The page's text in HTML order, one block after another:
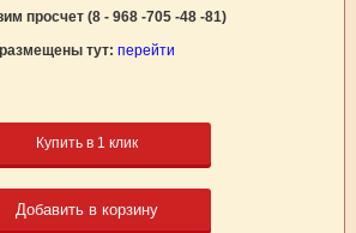
просчет (8 - 968 -705 -48 -81)
тут: перейти
Купить в 1 клик
Добавить в корзину